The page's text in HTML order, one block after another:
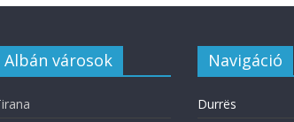
Albán városok Navigáció
Durrës